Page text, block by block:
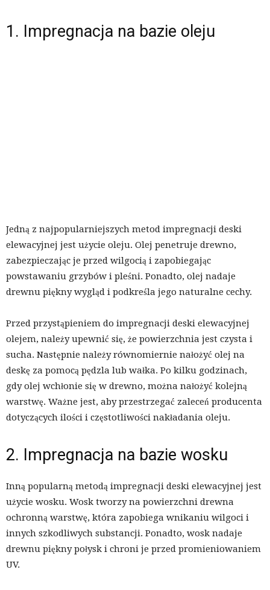
1. Impregnacja na bazie oleju
Jedną z najpopularniejszych metod impregnacji deski
elewacyjnej jest użycie oleju. Olej penetruje drewno,
zabezpieczając je przed wilgocią i zapobiegając
powstawaniu grzybów i pleśni. Ponadto, olej nadaje
drewnu piękny wygląd i podkreśla jego naturalne cechy.
Przed przystąpieniem do impregnacji deski elewacyjnej
olejem, należy upewnić się, że powierzchnia jest czysta i
sucha. Następnie należy równomiernie nałożyć olej na
deskę za pomocą pędzla lub wałka. Po kilku godzinach,
gdy olej wchłonie się w drewno, można nałożyć kolejną
warstwę. Ważne jest, aby przestrzegać zaleceń producenta
dotyczących ilości i częstotliwości nakładania oleju.
2. Impregnacja na bazie wosku
Inną popularną metodą impregnacji deski elewacyjnej jest
użycie wosku. Wosk tworzy na powierzchni drewna
ochronną warstwę, która zapobiega wnikaniu wilgoci i
innych szkodliwych substancji. Ponadto, wosk nadaje
drewnu piękny połysk i chroni je przed promieniowaniem
UV.